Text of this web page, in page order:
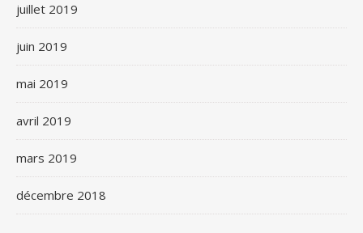
juillet 2019
juin 2019
mai 2019
avril 2019
mars 2019
décembre 2018